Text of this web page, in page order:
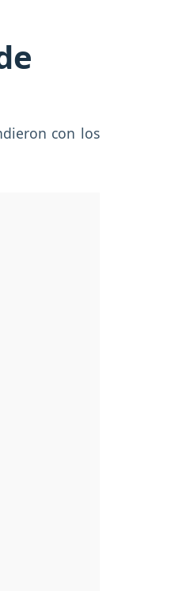
con los